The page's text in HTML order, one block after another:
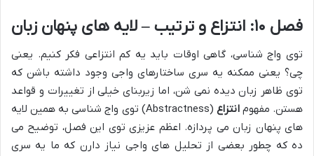
فصل ۱۰: انتزاع و ترتیب – لایه های پنهان زبان
توی واج شناسی، گاهی اوقات باید یه کم انتزاعی فکر کنیم. یعنی
چی؟ یعنی ممکنه یه سری ساختارهای واجی وجود داشته باشن که
توی ظاهر زبان دیده نمی شن، اما زیربنای خیلی از تغییرات و قواعد
هستن. مفهومانتزاع
(Abstractness) توی واج شناسی به همین لایه
های پنهان زبان می پردازه. اعظم عزیزی توی این فصل، توضیح می
ده که چطور بعضی از تحلیل های واجی نیاز دارن که ما یه سری